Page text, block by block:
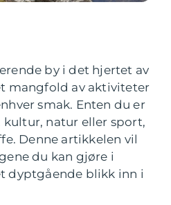
by i det hjertet av
mangfold av aktiviteter
smak. Enten du er
kultur, natur eller sport,
Denne artikkelen vil
du kan gjøre i
dyptgående blikk inn i